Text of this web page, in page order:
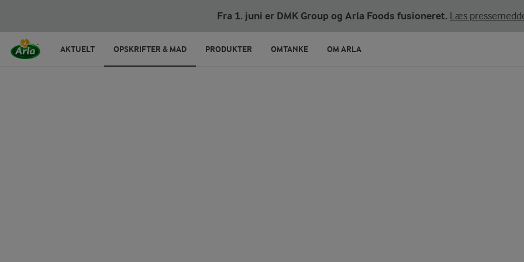
Fra 1. juni er DMK Group og Arla Foods fusioneret. Læs
AKTUELT OPSKRIFTER & MAD PRODUKTER OMTANKE OM ARLA